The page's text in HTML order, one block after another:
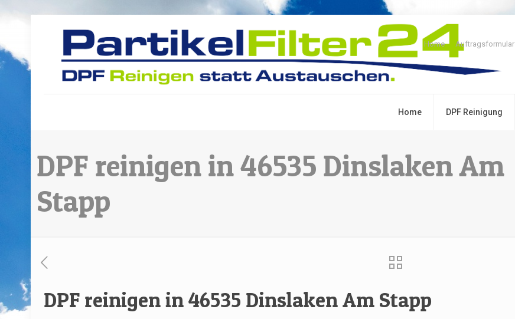
Home DPF Reinigung
Home Auftragsformular
DPF reinigen in 46535 Dinslaken Am
Stapp
DPF reinigen in 46535 Dinslaken Am Stapp